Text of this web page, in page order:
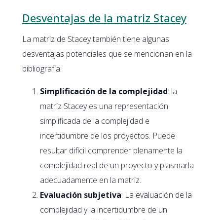
Desventajas de la matriz Stacey
La matriz de Stacey también tiene algunas
desventajas potenciales que se mencionan en la
bibliografía:
Simplificación de la complejidad: la
matriz Stacey es una representación
simplificada de la complejidad e
incertidumbre de los proyectos. Puede
resultar difícil comprender plenamente la
complejidad real de un proyecto y plasmarla
adecuadamente en la matriz.
Evaluación subjetiva: La evaluación de la
complejidad y la incertidumbre de un